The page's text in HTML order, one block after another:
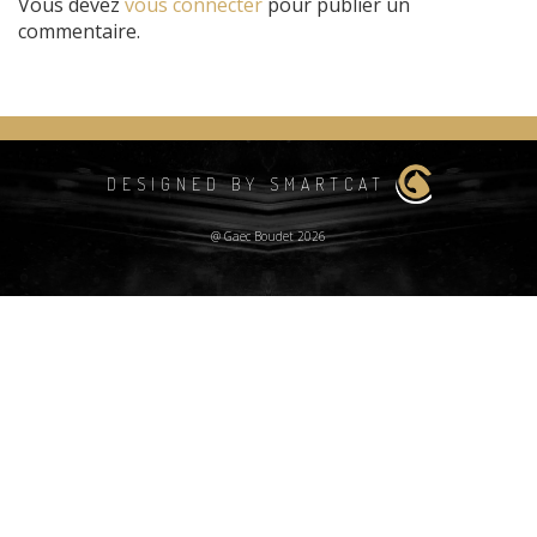
commentaire.
DESIGNED BY SMARTCAT
@ Gaec Boudet 2026